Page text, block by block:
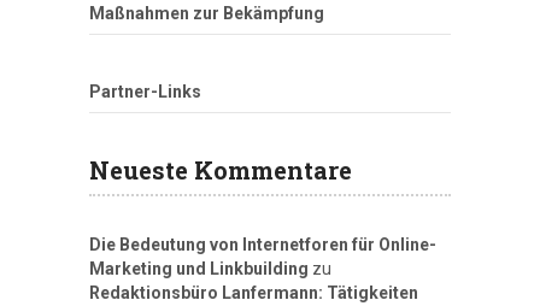
Maßnahmen zur Bekämpfung
Partner-Links
Neueste Kommentare
Die Bedeutung von Internetforen für Online-
Marketing und Linkbuilding zu
Redaktionsbüro Lanfermann: Tätigkeiten